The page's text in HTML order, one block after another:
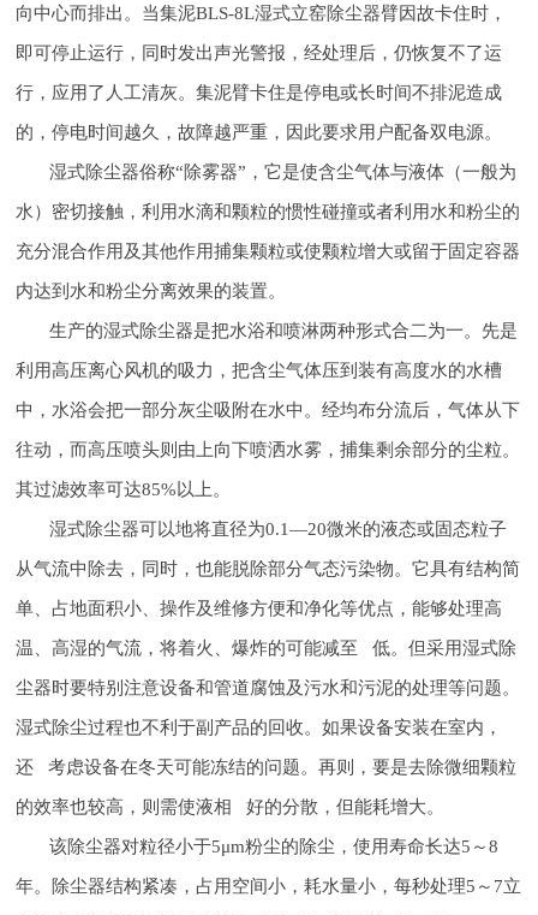
向中心而排出。当集泥BLS-8L湿式立窑除尘器臂因故卡住时，
即可停止运行，同时发出声光警报，经处理后，仍恢复不了运
行，应用了人工清灰。集泥臂卡住是停电或长时间不排泥造成
的，停电时间越久，故障越严重，因此要求用户配备双电源。
湿式除尘器俗称“除雾器”，它是使含尘气体与液体（一般为
水）密切接触，利用水滴和颗粒的惯性碰撞或者利用水和粉尘的
充分混合作用及其他作用捕集颗粒或使颗粒增大或留于固定容器
内达到水和粉尘分离效果的装置。
生产的湿式除尘器是把水浴和喷淋两种形式合二为一。先是
利用高压离心风机的吸力，把含尘气体压到装有高度水的水槽
中，水浴会把一部分灰尘吸附在水中。经均布分流后，气体从下
往动，而高压喷头则由上向下喷洒水雾，捕集剩余部分的尘粒。
其过滤效率可达85%以上。
湿式除尘器可以地将直径为0.1—20微米的液态或固态粒子
从气流中除去，同时，也能脱除部分气态污染物。它具有结构简
单、占地面积小、操作及维修方便和净化等优点，能够处理高
温、高湿的气流，将着火、爆炸的可能减至 低。但采用湿式除
尘器时要特别注意设备和管道腐蚀及污水和污泥的处理等问题。
湿式除尘过程也不利于副产品的回收。如果设备安装在室内，
还 考虑设备在冬天可能冻结的问题。再则，要是去除微细颗粒
的效率也较高，则需使液相 好的分散，但能耗增大。
该除尘器对粒径小于5μm粉尘的除尘，使用寿命长达5～8
年。除尘器结构紧凑，占用空间小，耗水量小，每秒处理5～7立